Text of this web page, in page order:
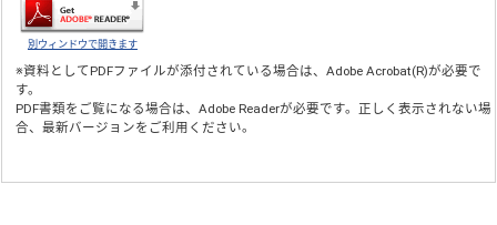
別ウィンドウで開きます
※資料としてPDFファイルが添付されている場合は、Adobe Acrobat(R)が必要で
す。
PDF書類をご覧になる場合は、Adobe Readerが必要です。正しく表示されない場
合、最新バージョンをご利用ください。